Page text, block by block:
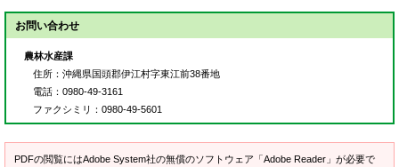
お問い合わせ
農林水産課
住所 ：沖縄県国頭郡伊江村字東江前38番地
電話 ：0980-49-3161
ファクシミリ
：0980-49-5601
PDFの閲覧にはAdobe System社の無償のソフトウェア「Adobe Reader」が必要で